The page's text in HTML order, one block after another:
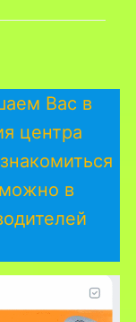
Вас в
центра
можно в